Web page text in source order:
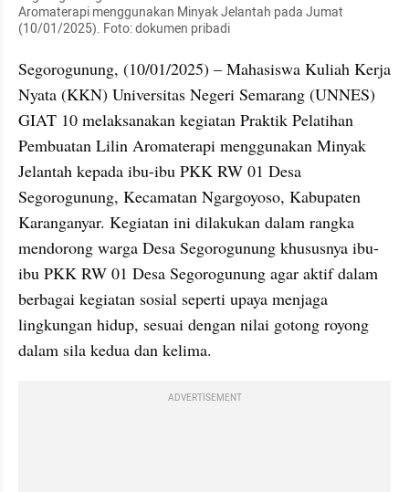
Aromaterapi menggunakan Minyak Jelantah pada Jumat
(10/01/2025). Foto: dokumen pribadi
Segorogunung, (10/01/2025) – Mahasiswa Kuliah Kerja
Nyata (KKN) Universitas Negeri Semarang (UNNES)
GIAT 10 melaksanakan kegiatan Praktik Pelatihan
Pembuatan Lilin Aromaterapi menggunakan Minyak
Jelantah kepada ibu-ibu PKK RW 01 Desa
Segorogunung, Kecamatan Ngargoyoso, Kabupaten
Karanganyar. Kegiatan ini dilakukan dalam rangka
mendorong warga Desa Segorogunung khususnya ibu-
ibu PKK RW 01 Desa Segorogunung agar aktif dalam
berbagai kegiatan sosial seperti upaya menjaga
lingkungan hidup, sesuai dengan nilai gotong royong
dalam sila kedua dan kelima.
ADVERTISEMENT